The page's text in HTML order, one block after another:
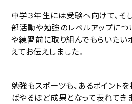
中学３年生には受験へ向けて、そ
部活動や勉強のレベルアップにつ
や練習前に取り組んでもらいたい
えてお伝えしました。
勉強もスポーツも、あるポイント
ばやるほど成果となって表れてき